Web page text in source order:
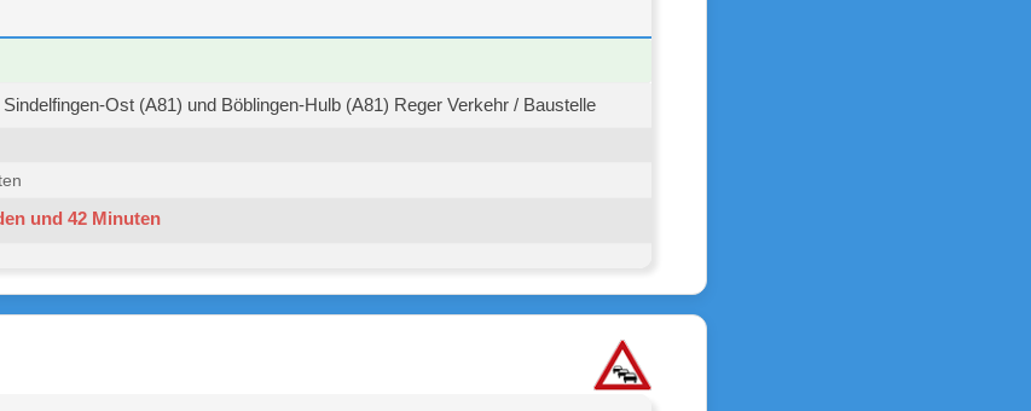
Ost (A81) und Böblingen-Hulb (A81) Reger Verkehr / Baustelle
und 42 Minuten